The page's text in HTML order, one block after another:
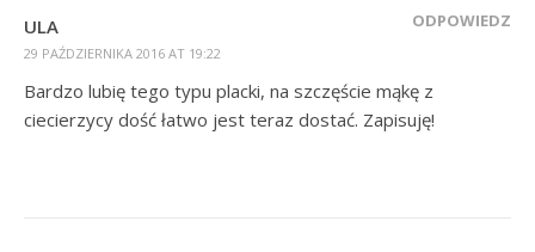
ULA
29 PAŹDZIERNIKA 2016 AT 19:22
ODPOWIEDZ
Bardzo lubię tego typu placki, na szczęście mąkę z
ciecierzycy dość łatwo jest teraz dostać. Zapisuję!